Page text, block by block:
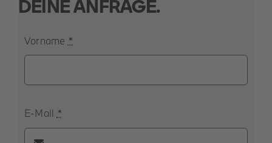
DEINE ANFRAGE.
Vorname *
E-Mail *